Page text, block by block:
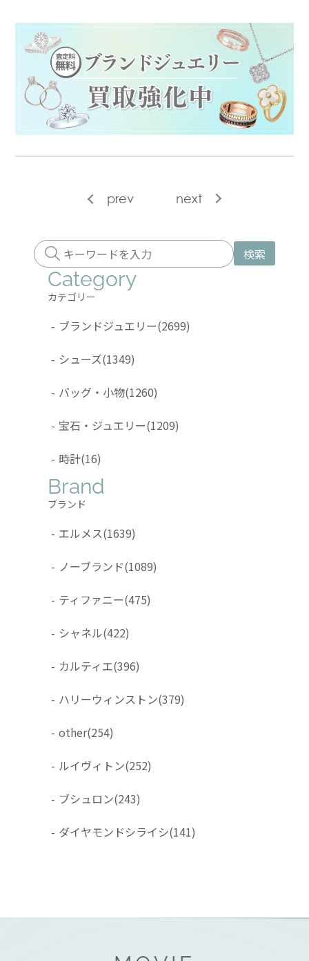
prev next
検索
Category
カテゴリー
- ブランドジュエリー(2699)
- シューズ(1349)
- バッグ・小物(1260)
- 宝石・ジュエリー(1209)
- 時計(16)
Brand
ブランド
- エルメス(1639)
- ノーブランド(1089)
- ティファニー(475)
- シャネル(422)
- カルティエ(396)
- ハリーウィンストン(379)
- other(254)
- ルイヴィトン(252)
- ブシュロン(243)
- ダイヤモンドシライシ(141)